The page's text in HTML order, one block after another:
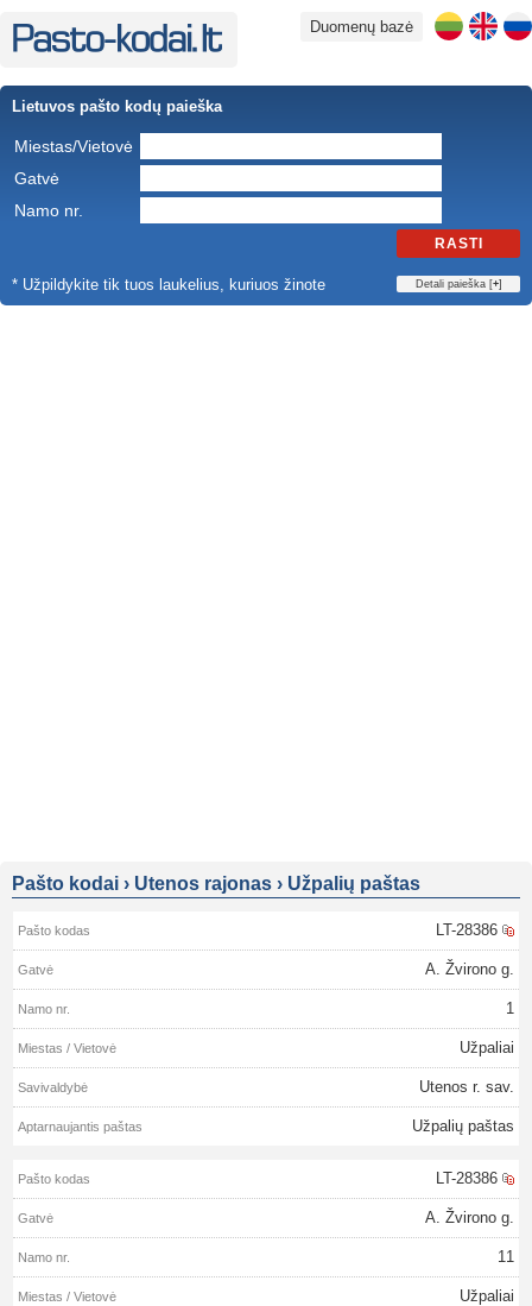
Duomenų bazė
Lietuvos pašto kodų paieška
Miestas/Vietovė
Gatvė
Namo nr.
RASTI
* Užpildykite tik tuos laukelius, kuriuos žinote Detali paieška [+]
Pašto kodai › Utenos rajonas › Užpalių paštas
LT-28386
A. Žvirono g.
1
Užpaliai
Utenos r. sav.
Užpalių paštas
LT-28386
A. Žvirono g.
11
Užpaliai